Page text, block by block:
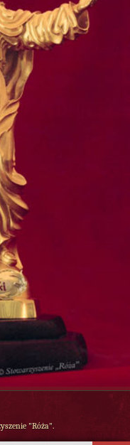
"Róża".